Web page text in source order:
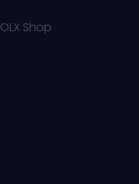
OLX Shop